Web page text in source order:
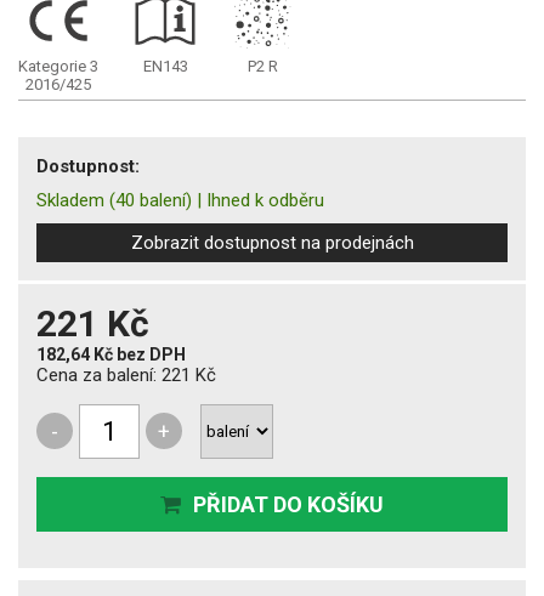
Kategorie 3
2016/425
EN143 P2 R
Dostupnost:
Skladem (40 balení) | Ihned k odběru
Zobrazit dostupnost na prodejnách
221 Kč
182,64 Kč bez DPH
Cena za balení: 221 Kč
- +
PŘIDAT DO KOŠÍKU